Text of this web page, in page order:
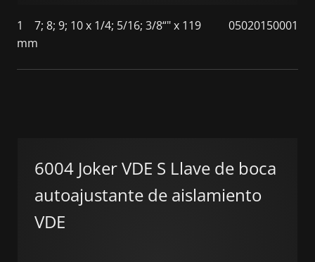
1
7; 8; 9; 10 x 1/4; 5/16; 3/8“" x 119
mm
05020150001
6004 Joker VDE S Llave de boca
autoajustante de aislamiento
VDE